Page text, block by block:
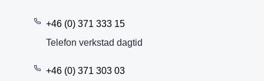
+46 (0) 371 333 15
Telefon verkstad dagtid
+46 (0) 371 303 03